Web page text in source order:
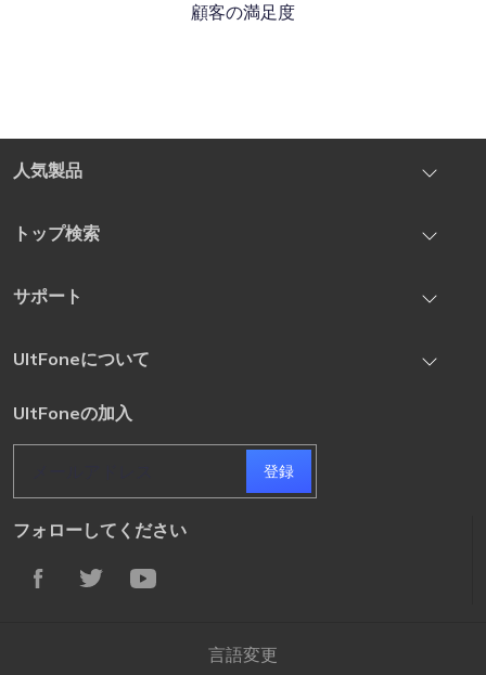
顧客の満足度
人気製品
iOS Data Recovery
トップ検索
【解決済み】iOS 27 にアップデートできない場合の対処方法
iOS27 betaで電池持ちが悪い？バッテリー減りが早い原因と改
善方法
サポート
サブスクリプションのキャンセル
UltFoneについて
プライバシー
条項 & 条件
UltFoneの加入
登録
フォローしてください
言語変更